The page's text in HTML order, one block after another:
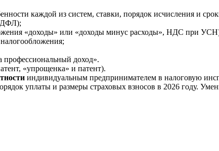
каждой из систем, ставки, порядок исчисления и
«доходы» или «доходы минус расходы», НДС при
доход».
«упрощенка» и патент).
индивидуальным предпринимателем в налоговую
уплаты и размеры страховых взносов в 2026 году.